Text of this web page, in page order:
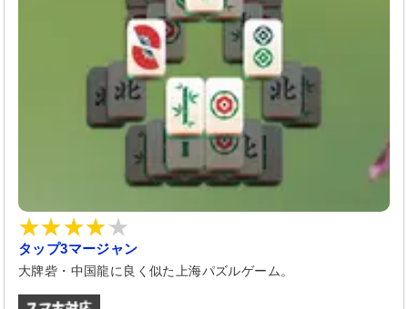
タップ3マージャン
大牌砦・中国龍に良く似た上海パズルゲーム。